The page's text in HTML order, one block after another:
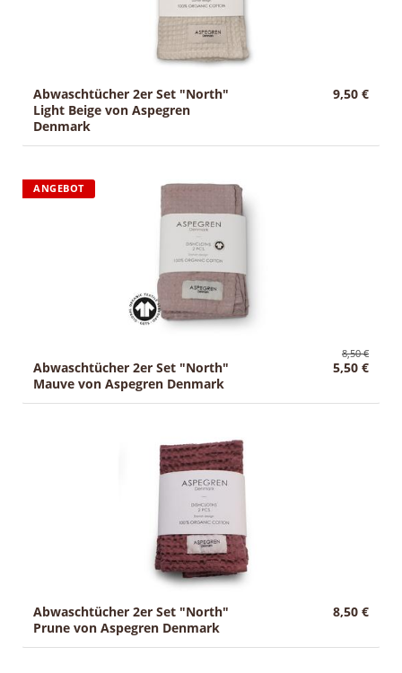
Abwaschtücher 2er Set "North"
Light Beige von Aspegren
Denmark
9,50 €
ANGEBOT
8,50 €
Abwaschtücher 2er Set "North"
Mauve von Aspegren Denmark
5,50 €
Abwaschtücher 2er Set "North"
Prune von Aspegren Denmark
8,50 €